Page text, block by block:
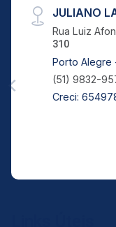
JULIANO
Rua Luiz
310
Porto Alegre
(51) 9832-
Creci: